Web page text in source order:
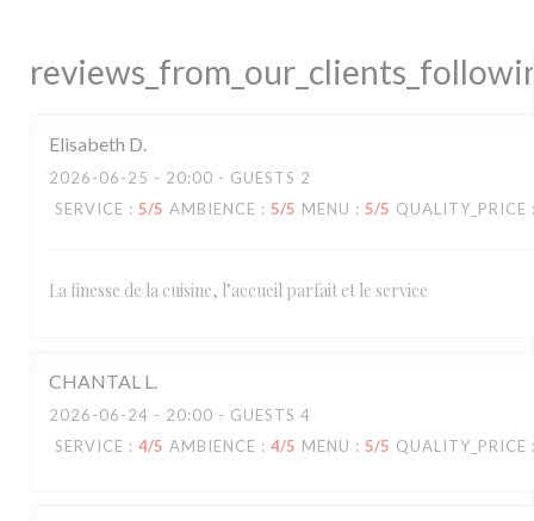
Elisabeth D
2026-06-25 - 20:00 - GUESTS 2
SERVICE : 5/5 AMBIENCE : 5/5 MENU : 5/5 QUALITY_PRICE
La finesse de la cuisine, l’accueil parfait et le service
CHANTAL L
2026-06-24 - 20:00 - GUESTS 4
SERVICE : 4/5 AMBIENCE : 4/5 MENU : 5/5 QUALITY_PRICE